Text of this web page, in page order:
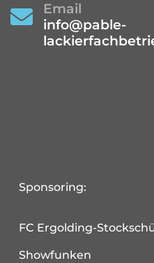

Email
info@pable-
Sponsoring:
FC Ergolding-
Showfunken